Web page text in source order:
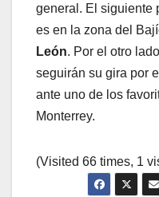
general. El siguiente
es en la zona del
León. Por el otro
seguirán su gira por
ante uno de los
Monterrey.
(Visited 66 times, 1